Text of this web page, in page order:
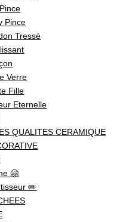
Pince
Tressé
Verre
Fille
Eternelle
QUALITES CERAMIQUE
🤗
✏️